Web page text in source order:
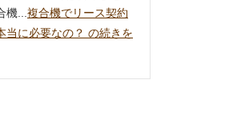
... 複合機でリース契約
当に必要なの？ の続きを